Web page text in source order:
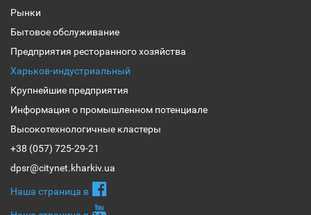
Рынки
Бытовое обслуживание
Предприятия ресторанного хозяйства
Харьков-индустриальный
Крупнейшие предприятия
Информация о промышленном потенциале
Высокотехнологичные кластеры
+38 (057) 725-29-21
dpsr@citynet.kharkiv.ua
Наша страница в